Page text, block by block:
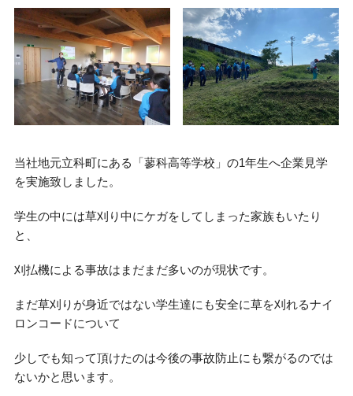
当社地元立科町にある「蓼科高等学校」の1年生へ企業見学
を実施致しました。
学生の中には草刈り中にケガをしてしまった家族もいたり
と、
刈払機による事故はまだまだ多いのが現状です。
まだ草刈りが身近ではない学生達にも安全に草を刈れるナイ
ロンコードについて
少しでも知って頂けたのは今後の事故防止にも繋がるのでは
ないかと思います。